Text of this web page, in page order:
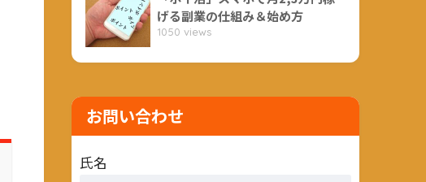
げる副業の仕組み＆始め方
1050 views
お問い合わせ
氏名